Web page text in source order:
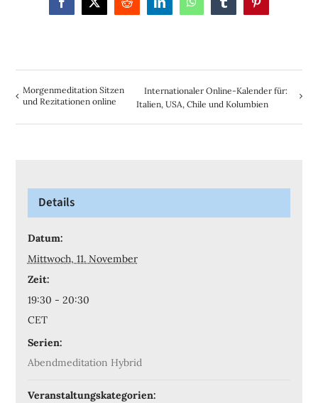
Facebook
X Reddit LinkedInWhatsAppTumblrPinterest
Morgenmeditation Sitzen
und Rezitationen online
Internationaler Online-Kalender für:
Italien, USA, Chile und Kolumbien
Details
Datum:
Mittwoch, 11. November
Zeit:
19:30 - 20:30
CET
Serien:
Abendmeditation Hybrid
Veranstaltungskategorien: